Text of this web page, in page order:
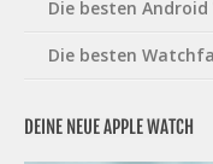
Die besten Android
Die besten
DEINE NEUE APPLE WATCH